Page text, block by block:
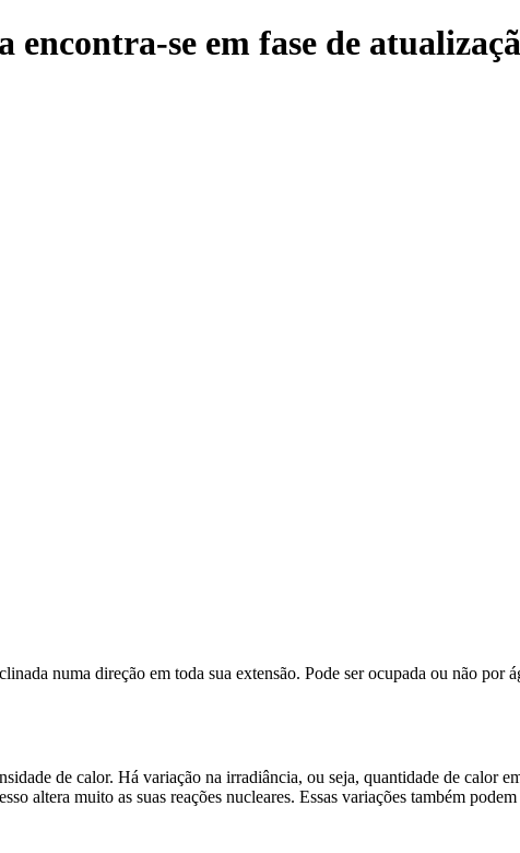
encontra-se em fase de
numa direção em toda sua extensão. Pode ser ocupada ou não
de calor. Há variação na irradiância, ou seja, quantidade de
altera muito as suas reações nucleares. Essas variações também